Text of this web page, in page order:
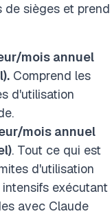
de sièges et prend
mois annuel
Comprend les
d'utilisation
mois annuel
. Tout ce qui est
d'utilisation
exécutant
avec Claude